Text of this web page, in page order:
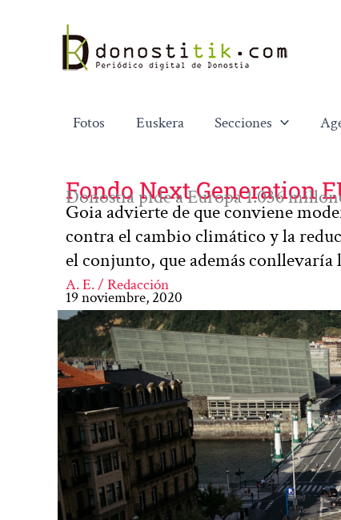
contenido
Fotos Euskera Secciones
Fondo Next Generation
Donostia pide a Europa 1.036
Goia advierte de que conviene
contra el cambio climático y la
el conjunto, que además conllevaría
A. E. / Redacción
19 noviembre, 2020